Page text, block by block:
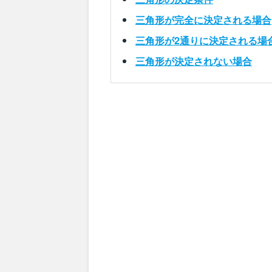
三角形が完全に決定される場合
三角形が2通りに決定される場
三角形が決定されない場合